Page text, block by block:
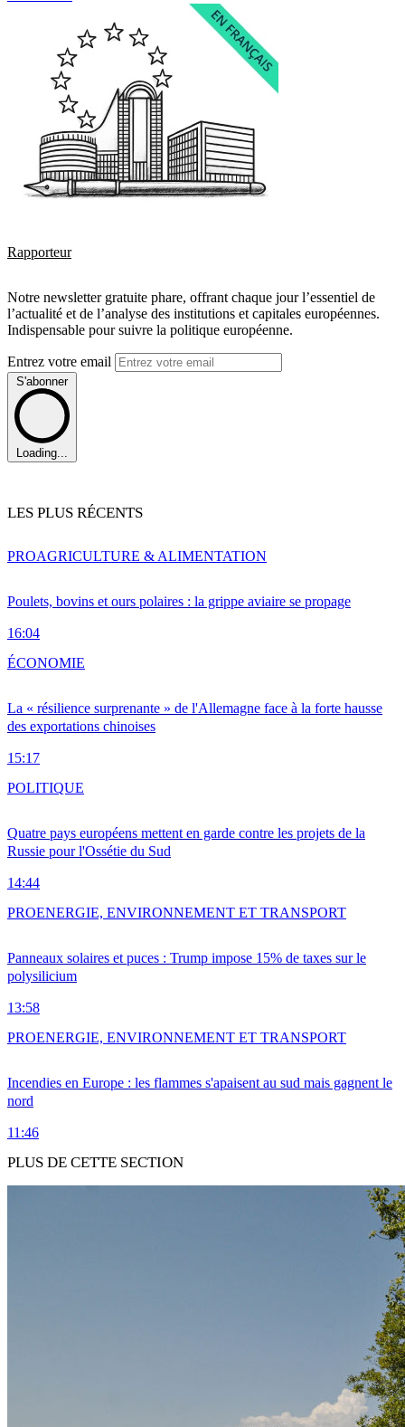
Rapporteur
Notre newsletter gratuite phare, offrant chaque jour l’essentiel de
l’actualité et de l’analyse des institutions et capitales européennes.
Indispensable pour suivre la politique européenne.
Entrez votre email
S'abonner
Loading...
LES PLUS RÉCENTS
Poulets, bovins et ours polaires : la grippe aviaire se propage
16:04
PROAGRICULTURE & ALIMENTATION
La « résilience surprenante » de l'Allemagne face à la forte hausse
des exportations chinoises
15:17
ÉCONOMIE
Quatre pays européens mettent en garde contre les projets de la
Russie pour l'Ossétie du Sud
14:44
POLITIQUE
Panneaux solaires et puces : Trump impose 15% de taxes sur le
polysilicium
13:58
PROENERGIE, ENVIRONNEMENT ET TRANSPORT
Incendies en Europe : les flammes s'apaisent au sud mais gagnent le
nord
11:46
PROENERGIE, ENVIRONNEMENT ET TRANSPORT
PLUS DE CETTE SECTION